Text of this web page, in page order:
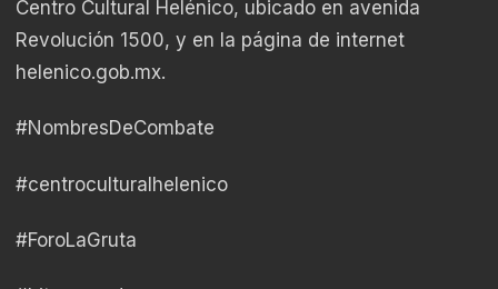
Centro Cultural Helénico, ubicado en avenida
Revolución 1500, y en la página de internet
helenico.gob.mx.
#NombresDeCombate
#centroculturalhelenico
#ForoLaGruta